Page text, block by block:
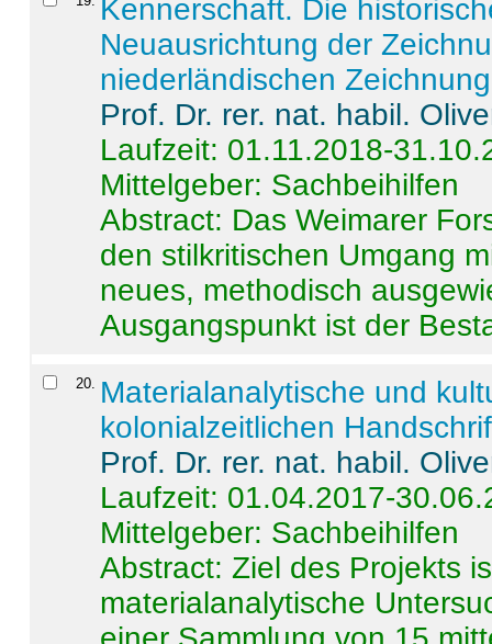
Kennerschaft. Die
Neuausrichtung der
niederländischen
Prof. Dr. rer. nat. habil.
Laufzeit: 01.11.2018-
Mittelgeber: Sachbeihilfen
Abstract: Das Weimarer
den stilkritischen Umgang
neues, methodisch
Ausgangspunkt ist der
20
Materialanalytische und
kolonialzeitlichen
Prof. Dr. rer. nat. habil.
Laufzeit: 01.04.2017-
Mittelgeber: Sachbeihilfen
Abstract:Ziel des Projekts
materialanalytische